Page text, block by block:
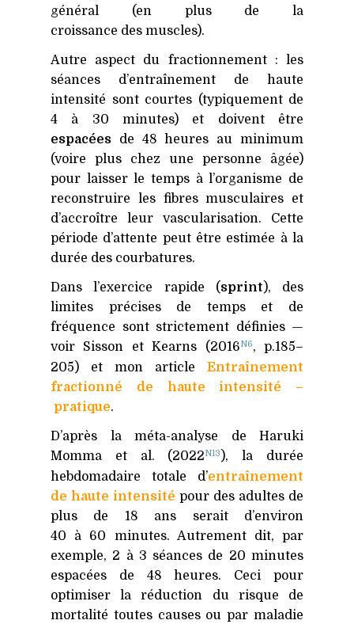
général (en plus de la
croissance des muscles).
Autre aspect du fractionnement : les
séances d’entraînement de haute
intensité sont courtes (typiquement de
4 à 30 minutes) et doivent être
espacées de 48 heures au minimum
(voire plus chez une personne âgée)
pour laisser le temps à l’organisme de
reconstruire les fibres musculaires et
d’accroître leur vascularisation. Cette
période d’attente peut être estimée à la
durée des courbatures.
Dans l’exercice rapide (sprint ), des
limites précises de temps et de
fréquence sont strictement définies —
voir Sisson et Kearns (2016N6, p.185–
205) et mon article Entraînement
fractionné de haute intensité –
pratique.
D’après la méta-analyse de Haruki
Momma et al. (2022N13 ), la durée
hebdomadaire totale d’entraînement
de haute intensité pour des adultes de
plus de 18 ans serait d’environ
40 à 60 minutes. Autrement dit, par
exemple, 2 à 3 séances de 20 minutes
espacées de 48 heures. Ceci pour
optimiser la réduction du risque de
mortalité toutes causes ou par maladie